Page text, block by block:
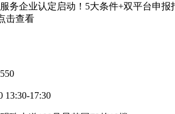
务企业认定启动！5大条件+双平台申报
击查看
13:30-17:30